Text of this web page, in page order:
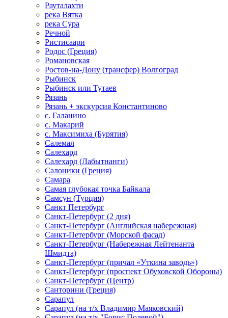
Рауталахти
река Вятка
река Сура
Речной
Ристисаари
Родос (Греция)
Романовская
Ростов-на-Дону (трансфер) Волгоград
Рыбинск
Рыбинск или Тутаев
Рязань
Рязань + экскурсия Константиново
с. Галанино
с. Макарий
с. Максимиха (Бурятия)
Салемал
Салехард
Салехард (Лабытнанги)
Салоники (Греция)
Самара
Самая глубокая точка Байкала
Самсун (Турция)
Санкт Петербург
Санкт-Петербург (2 дня)
Санкт-Петербург (Английская набережная)
Санкт-Петербург (Морской фасад)
Санкт-Петербург (Набережная Лейтенанта
Шмидта)
Санкт-Петербург (причал «Уткина заводь»)
Санкт-Петербург (проспект Обуховской Обороны)
Санкт-Петербург (Центр)
Санторини (Греция)
Сарапул
Сарапул (на т/х Владимир Маяковский)